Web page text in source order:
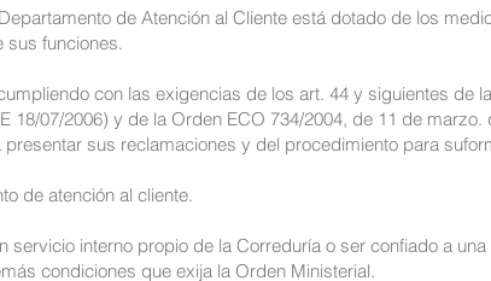
de Atención al Cliente está dotado de los
sus funciones.
con las exigencias de los art. 44 y siguientes de
18/07/2006) y de la Orden ECO 734/2004, de 11 de
sus reclamaciones y del procedimiento para
de atención al cliente.
servicio interno propio de la Correduría o ser confiado a
condiciones que exija la Orden Ministerial.